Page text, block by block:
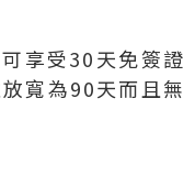
享受30天免簽證
寬為90天而且無